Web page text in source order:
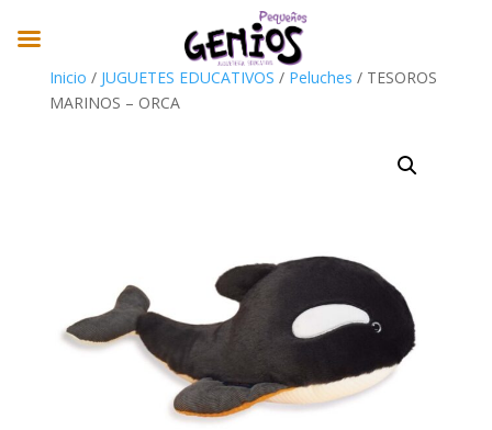
Inicio / JUGUETES EDUCATIVOS / Peluches / TESOROS
MARINOS – ORCA